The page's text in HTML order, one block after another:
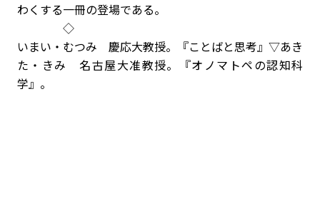
わくする一冊の登場である。
◇
いまい・むつみ 慶応大教授。『ことばと思考』▽あき
た・きみ 名古屋大准教授。『オノマトペの認知科
学』。